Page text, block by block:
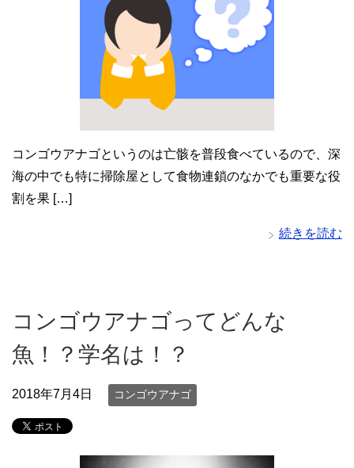
コンゴウアナゴというのは亡骸を普段食べているので、深
海の中でも特に掃除屋として食物連鎖のなかでも重要な役
割を果 […]
続きを読む
コンゴウアナゴってどんな
魚！？学名は！？
2018年7月4日 コンゴウアナゴ